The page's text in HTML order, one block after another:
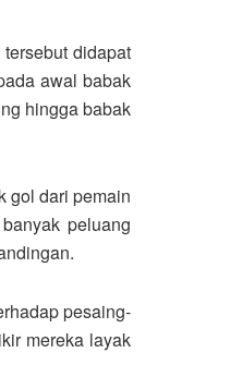
didapat
awal babak
hingga babak
gol dari pemain
peluang
pesaing-
mereka layak